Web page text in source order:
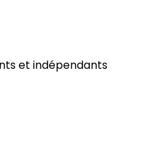
et indépendants